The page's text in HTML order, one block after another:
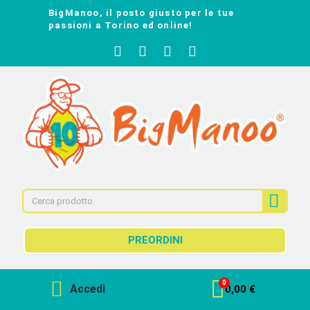
BigManoo, il posto giusto per le tue
passioni a Torino ed online!
PREORDINI
Accedi 0,00 €